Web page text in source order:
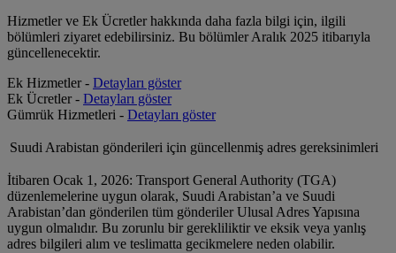
Hizmetler ve Ek Ücretler hakkında daha fazla bilgi için, ilgili
bölümleri ziyaret edebilirsiniz. Bu bölümler Aralık 2025 itibarıyla
güncellenecektir.
Ek Hizmetler - Detayları göster
Ek Ücretler - Detayları göster
Gümrük Hizmetleri - Detayları göster
Suudi Arabistan gönderileri için güncellenmiş adres gereksinimleri
İtibaren Ocak 1, 2026: Transport General Authority (TGA)
düzenlemelerine uygun olarak, Suudi Arabistan’a ve Suudi
Arabistan’dan gönderilen tüm gönderiler Ulusal Adres Yapısına
uygun olmalıdır. Bu zorunlu bir gerekliliktir ve eksik veya yanlış
adres bilgileri alım ve teslimatta gecikmelere neden olabilir.